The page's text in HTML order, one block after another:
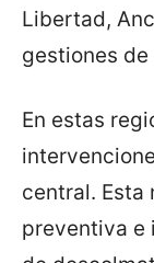
Libertad,
gestiones
En estas
central. Esta
preventiva e